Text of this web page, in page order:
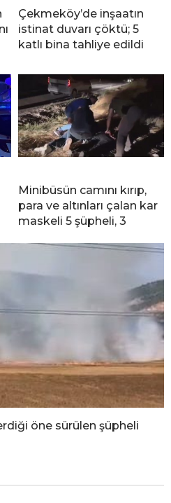
Çekmeköy’de inşaatın
istinat duvarı çöktü; 5
katlı bina tahliye edildi
Minibüsün camını kırıp,
para ve altınları çalan kar
maskeli 5 şüpheli, 3
öne sürülen şüpheli